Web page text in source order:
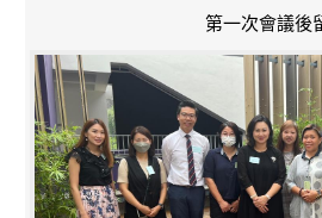
第一次會議後